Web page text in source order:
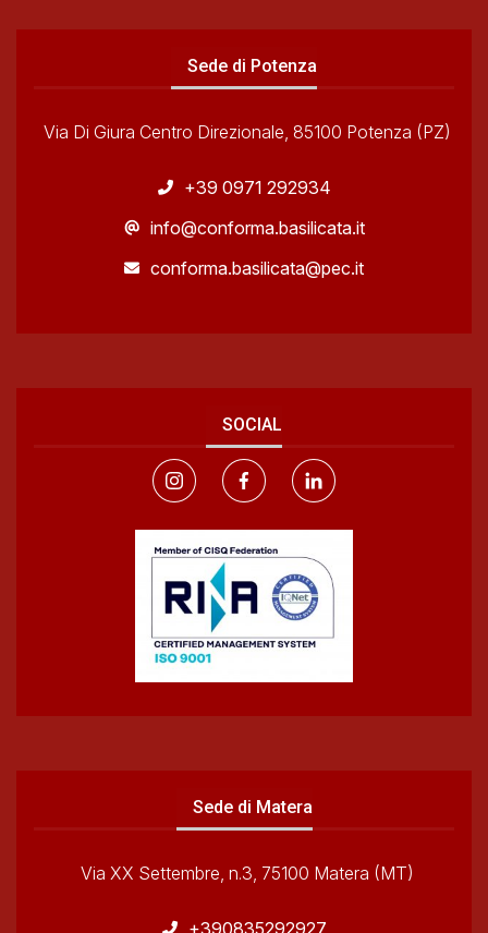
Sede di Potenza
Via Di Giura Centro Direzionale, 85100 Potenza (PZ)
+39 0971 292934
info@conforma.basilicata.it
conforma.basilicata@pec.it
SOCIAL
Sede di Matera
Via XX Settembre, n.3, 75100 Matera (MT)
+390835292927